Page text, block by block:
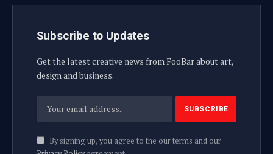
Subscribe to Updates
Get the latest creative news from FooBar about art,
design and business.
By signing up, you agree to the our terms and our